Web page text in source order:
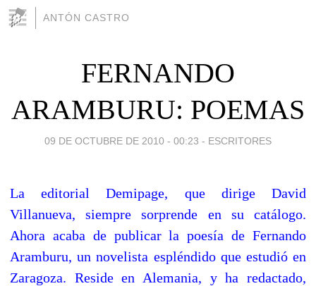
ANTÓN CASTRO
FERNANDO
ARAMBURU: POEMAS
09 DE OCTUBRE DE 2010 - 00:23 - ESCRITORES
La editorial Demipage, que dirige David
Villanueva, siempre sorprende en su catálogo.
Ahora acaba de publicar la poesía de Fernando
Aramburu, un novelista espléndido que estudió en
Zaragoza. Reside en Alemania, y ha redactado,